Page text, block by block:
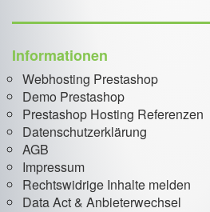
Informationen
Webhosting Prestashop
Demo Prestashop
Prestashop Hosting Referenzen
Datenschutzerklärung
AGB
Impressum
Rechtswidrige Inhalte melden
Data Act & Anbieterwechsel